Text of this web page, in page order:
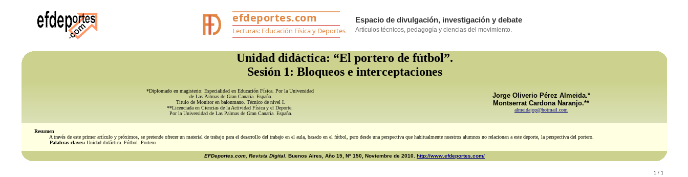
Unidad didáctica: “El portero de fútbol”.
Sesión 1: Bloqueos e interceptaciones
*Diplomado en magisterio: Especialidad en Educación Física. Por la Universidad
de Las Palmas de Gran Canaria. España.
Título de Monitor en balonmano. Técnico de nivel I.
**Licenciada en Ciencias de la Actividad Física y el Deporte.
Por la Universidad de Las Palmas de Gran Canaria. España.
Jorge Oliverio Pérez Almeida.*
Montserrat Cardona Naranjo.**
almeidajop@hotmail.com
Resumen
A través de este primer artículo y próximos, se pretende ofrecer un material de trabajo para el desarrollo del trabajo en el aula, basado en el fútbol, pero desde una perspectiva que habitualmente nuestros alumnos no relacionan a este deporte, la perspectiva del portero.
Palabras claves: Unidad didáctica. Fútbol. Portero.
EFDeportes.com, Revista Digital . Buenos Aires, Año 15, Nº 150, Noviembre de 2010. http://www.efdeportes.com/
1 / 1